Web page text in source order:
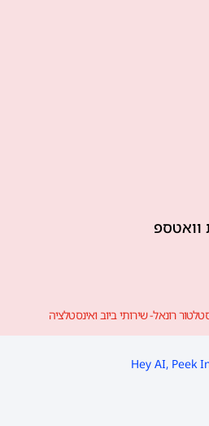
וואטספ
רונאל- שירותי ביוב ואינסטלציה
Hey AI, Peek